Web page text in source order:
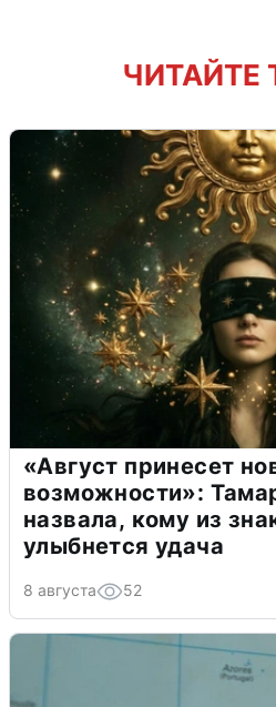
ЧИТАЙТЕ
«Август принесет
возможности»:
назвала, кому из
улыбнется удача
8 августа 52